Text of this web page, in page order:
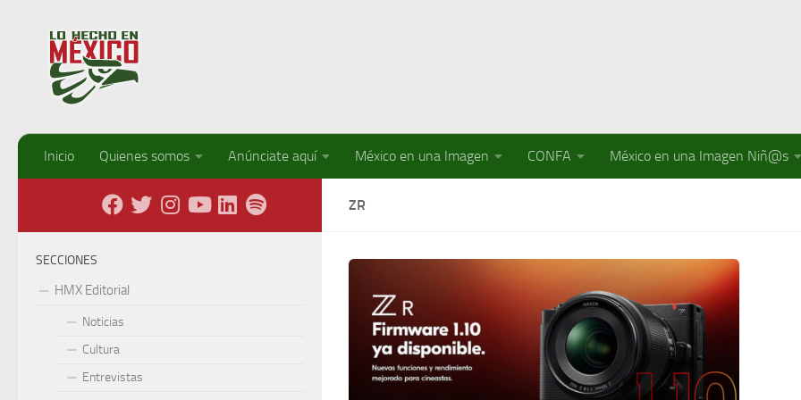
Inicio Quienes somos Anúnciate aquí México en una Imagen CONFA México en una Imagen Niñ@s
ZR
SECCIONES
HMX Editorial
Noticias
Cultura
Entrevistas